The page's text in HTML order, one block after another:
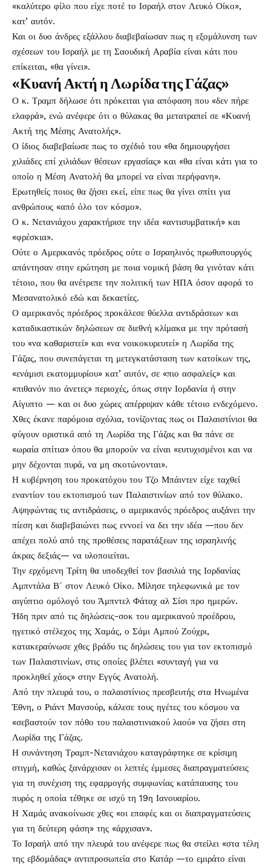
«καλύτερο φίλο που είχε ποτέ το Ισραήλ στον Λευκό Οίκο»,
κατ’ αυτόν.
Και οι δυο άνδρες εξάλλου διαβεβαίωσαν πως η εξομάλυνση των
σχέσεων του Ισραήλ με τη Σαουδική Αραβία είναι κάτι που
επίκειται, «θα γίνει».
«Κυανή Ακτή η Λωρίδα της Γάζας»
Ο κ. Τραμπ δήλωσε ότι πρόκειται για απόφαση που «δεν πήρε
ελαφρά», ενώ ανέφερε ότι ο θύλακας θα μετατραπεί σε «Κυανή
Ακτή της Μέσης Ανατολής».
Ο ίδιος διαβεβαίωσε πως το σχέδιό του «θα δημιουργήσει
χιλιάδες επί χιλιάδων θέσεων εργασίας» και «θα είναι κάτι για το
οποίο η Μέση Ανατολή θα μπορεί να είναι περήφανη».
Ερωτηθείς ποιος θα ζήσει εκεί, είπε πως θα γίνει σπίτι για
ανθρώπους «από όλο τον κόσμο».
Ο κ. Νετανιάχου χαρακτήρισε την ιδέα «αντισυμβατική» και
«φρέσκια».
Ούτε ο Αμερικανός πρόεδρος ούτε ο Ισραηλινός πρωθυπουργός
απάντησαν στην ερώτηση με ποια νομική βάση θα γινόταν κάτι
τέτοιο, που θα ανέτρεπε την πολιτική των ΗΠΑ όσον αφορά το
Μεσανατολικό εδώ και δεκαετίες.
Ο αμερικανός πρόεδρος προκάλεσε θύελλα αντιδράσεων και
καταδικαστικών δηλώσεων σε διεθνή κλίμακα με την πρότασή
του «να καθαριστεί» και «να νοικοκυρευτεί» η Λωρίδα της
Γάζας, που συνεπάγεται τη μετεγκατάσταση των κατοίκων της,
«ενάμισι εκατομμυρίου» κατ’ αυτόν, σε «πιο ασφαλείς» και
«πιθανόν πιο άνετες» περιοχές, όπως στην Ιορδανία ή στην
Αίγυπτο — και οι δυο χώρες απέρριψαν κάθε τέτοιο ενδεχόμενο.
Χθες έκανε παρόμοια σχόλια, τονίζοντας πως οι Παλαιστίνιοι θα
φύγουν οριστικά από τη Λωρίδα της Γάζας και θα πάνε σε
«ωραία σπίτια» όπου θα μπορούν να είναι «ευτυχισμένοι και να
μην δέχονται πυρά, να μη σκοτώνονται».
Η κυβέρνηση του προκατόχου του Τζο Μπάιντεν είχε ταχθεί
εναντίον του εκτοπισμού των Παλαιστινίων από τον θύλακο.
Αψηφώντας τις αντιδράσεις, ο αμερικανός πρόεδρος αυξάνει την
πίεση και διαβεβαιώνει πως εννοεί να δει την ιδέα —που δεν
απέχει πολύ από της προθέσεις παρατάξεων της ισραηλινής
άκρας δεξιάς— να υλοποιείται.
Την ερχόμενη Τρίτη θα υποδεχθεί τον βασιλιά της Ιορδανίας
Αμπντάλα Β΄ στον Λευκό Οίκο. Μίλησε τηλεφωνικά με τον
αιγύπτιο ομόλογό του Άμπντελ Φάταχ αλ Σίσι προ ημερών.
Ήδη πριν από τις δηλώσεις-σοκ του αμερικανού προέδρου,
ηγετικό στέλεχος της Χαμάς, ο Σάμι Αμπού Ζούχρι,
κατακεραύνωσε χθες βράδυ τις δηλώσεις του για τον εκτοπισμό
των Παλαιστινίων, στις οποίες βλέπει «συνταγή για να
προκληθεί χάος» στην Εγγύς Ανατολή.
Από την πλευρά του, ο παλαιστίνιος πρεσβευτής στα Ηνωμένα
Έθνη, ο Ριάντ Μανσούρ, κάλεσε τους ηγέτες του κόσμου να
«σεβαστούν τον πόθο του παλαιστινιακού λαού» να ζήσει στη
Λωρίδα της Γάζας.
Η συνάντηση Τραμπ-Νετανιάχου καταγράφτηκε σε κρίσιμη
στιγμή, καθώς ξανάρχισαν οι λεπτές έμμεσες διαπραγματεύσεις
για τη συνέχιση της εφαρμογής συμφωνίας κατάπαυσης του
πυρός η οποία τέθηκε σε ισχύ τη 19η Ιανουαρίου.
Η Χαμάς ανακοίνωσε χθες «οι επαφές και οι διαπραγματεύσεις
για τη δεύτερη φάση» της «άρχισαν».
Το Ισραήλ από την πλευρά του ανέφερε πως θα στείλει «στα τέλη
της εβδομάδας» αντιπροσωπεία στο Κατάρ —το εμιράτο είναι